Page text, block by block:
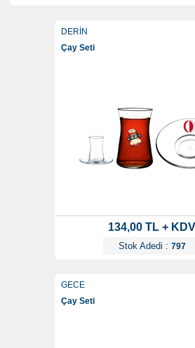
DERİN
Çay Seti
134,00 TL + KDV
Stok Adedi : 797
GECE
Çay Seti